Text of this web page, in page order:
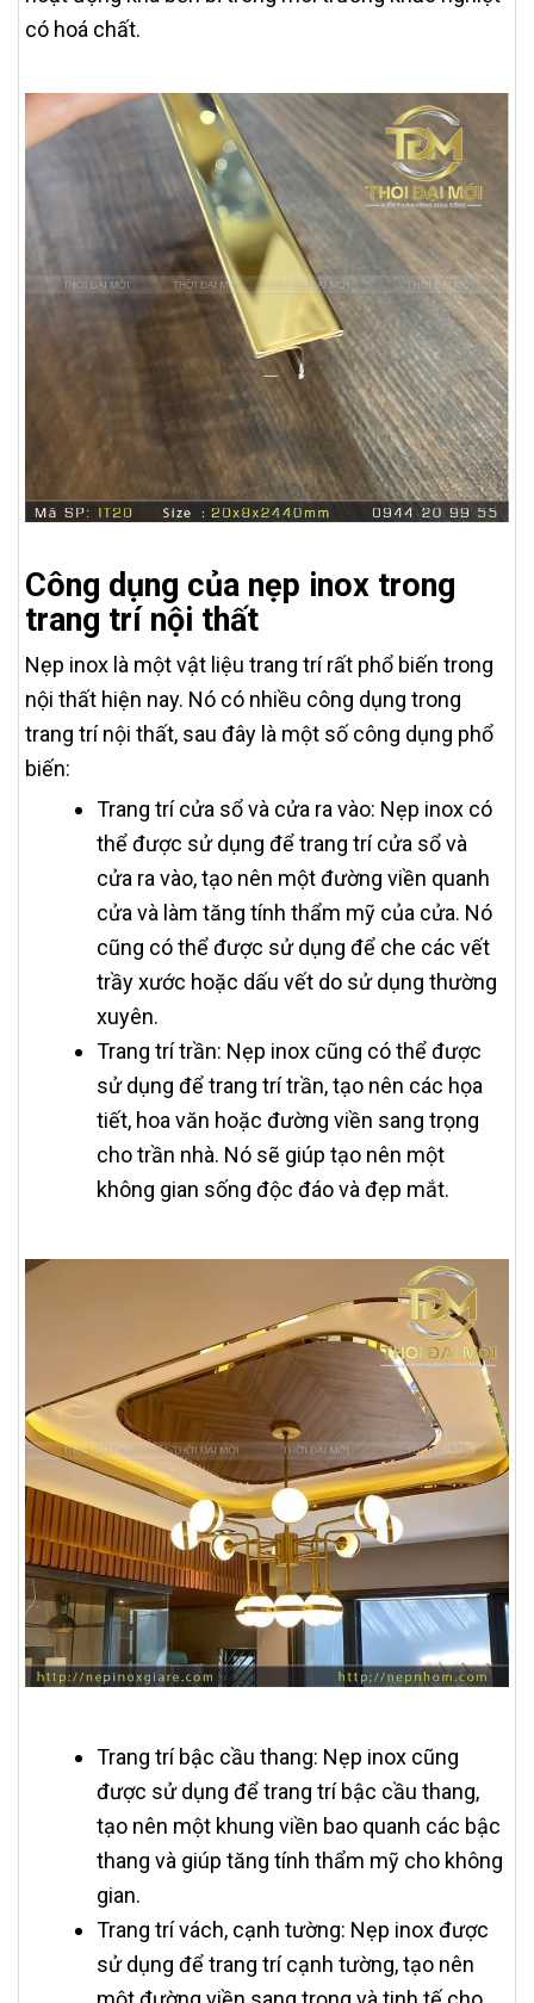
có hoá chất.
Công dụng của nẹp inox trong
trang trí nội thất
Nẹp inox là một vật liệu trang trí rất phổ biến trong
nội thất hiện nay. Nó có nhiều công dụng trong
trang trí nội thất, sau đây là một số công dụng phổ
biến:
Trang trí cửa sổ và cửa ra vào: Nẹp inox có
thể được sử dụng để trang trí cửa sổ và
cửa ra vào, tạo nên một đường viền quanh
cửa và làm tăng tính thẩm mỹ của cửa. Nó
cũng có thể được sử dụng để che các vết
trầy xước hoặc dấu vết do sử dụng thường
xuyên.
Trang trí trần: Nẹp inox cũng có thể được
sử dụng để trang trí trần, tạo nên các họa
tiết, hoa văn hoặc đường viền sang trọng
cho trần nhà. Nó sẽ giúp tạo nên một
không gian sống độc đáo và đẹp mắt.
Trang trí bậc cầu thang: Nẹp inox cũng
được sử dụng để trang trí bậc cầu thang,
tạo nên một khung viền bao quanh các bậc
thang và giúp tăng tính thẩm mỹ cho không
gian.
Trang trí vách, cạnh tường: Nẹp inox được
sử dụng để trang trí cạnh tường, tạo nên